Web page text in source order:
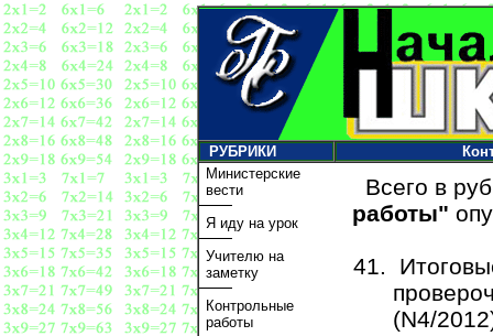
РУБРИКИ
Министерские
вести
Я иду на урок
Учителю на
заметку
Контрольные
работы
Всего в
работы"
(N4/